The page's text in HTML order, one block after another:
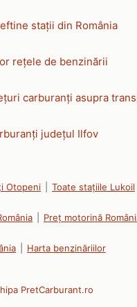
stații din România
rețele de benzinării
carburanți asupra
județul Ilfov
Otopeni Toate stațiile Lukoil
Preț motorină
Harta benzinăriilor
PretCarburant.ro